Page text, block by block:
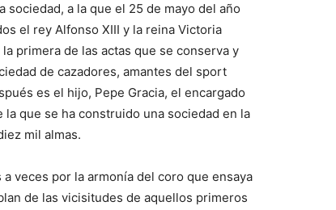
a la que el 25 de mayo del año
el rey Alfonso XIII y la reina Victoria
primera de las actas que se conserva y
de cazadores, amantes del sport
es el hijo, Pepe Gracia, el encargado
que se ha construido una sociedad en la
mil almas.
veces por la armonía del coro que ensaya
de las vicisitudes de aquellos primeros